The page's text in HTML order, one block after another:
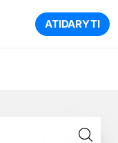
ATIDARYTI